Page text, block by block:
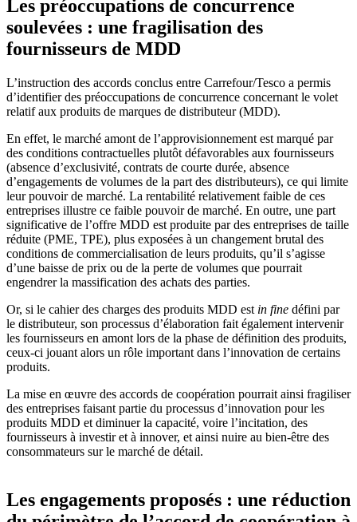
Les préoccupations de concurrence
soulevées : une fragilisation des
fournisseurs de MDD
L’instruction des accords conclus entre Carrefour/Tesco a permis
d’identifier des préoccupations de concurrence concernant le volet
relatif aux produits de marques de distributeur (MDD).
En effet, le marché amont de l’approvisionnement est marqué par
des conditions contractuelles plutôt défavorables aux fournisseurs
(absence d’exclusivité, contrats de courte durée, absence
d’engagements de volumes de la part des distributeurs), ce qui limite
leur pouvoir de marché. La rentabilité relativement faible de ces
entreprises illustre ce faible pouvoir de marché. En outre, une part
significative de l’offre MDD est produite par des entreprises de taille
réduite (PME, TPE), plus exposées à un changement brutal des
conditions de commercialisation de leurs produits, qu’il s’agisse
d’une baisse de prix ou de la perte de volumes que pourrait
engendrer la massification des achats des parties.
Or, si le cahier des charges des produits MDD est in fine défini par
le distributeur, son processus d’élaboration fait également intervenir
les fournisseurs en amont lors de la phase de définition des produits,
ceux-ci jouant alors un rôle important dans l’innovation de certains
produits.
La mise en œuvre des accords de coopération pourrait ainsi fragiliser
des entreprises faisant partie du processus d’innovation pour les
produits MDD et diminuer la capacité, voire l’incitation, des
fournisseurs à investir et à innover, et ainsi nuire au bien-être des
consommateurs sur le marché de détail.
Les engagements proposés : une réduction